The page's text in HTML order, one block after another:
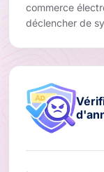
commerce
déclencher de